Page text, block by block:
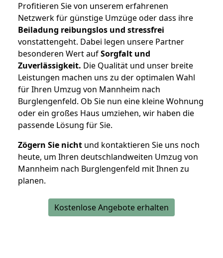
Profitieren Sie von unserem erfahrenen
Netzwerk für günstige Umzüge oder dass ihre
Beiladung reibungslos und stressfrei
vonstattengeht. Dabei legen unsere Partner
besonderen Wert aufSorgfalt und
Zuverlässigkeit. Die Qualität und unser breite
Leistungen machen uns zu der optimalen Wahl
für Ihren Umzug von Mannheim nach
Burglengenfeld. Ob Sie nun eine kleine Wohnung
oder ein großes Haus umziehen, wir haben die
passende Lösung für Sie.
Zögern Sie nicht und kontaktieren Sie uns noch
heute, um Ihren deutschlandweiten Umzug von
Mannheim nach Burglengenfeld mit Ihnen zu
planen.
Kostenlose Angebote erhalten